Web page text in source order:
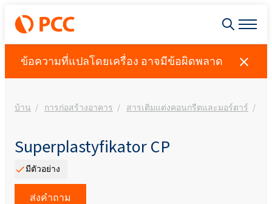
ข้อความที่แปลโดยเครื่อง อาจมีข้อผิดพลาด
บ้าน การก่อสร้างอาคาร สารเติมแต่งคอนกรีตและมอร์ตาร์
Superplastyfikator CP
มีตัวอย่าง
ส่งคำถาม